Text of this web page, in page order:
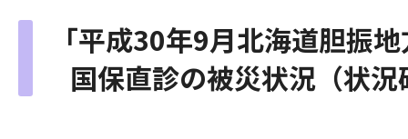
「平成30年9月北海道胆振
国保直診の被災状況（状況